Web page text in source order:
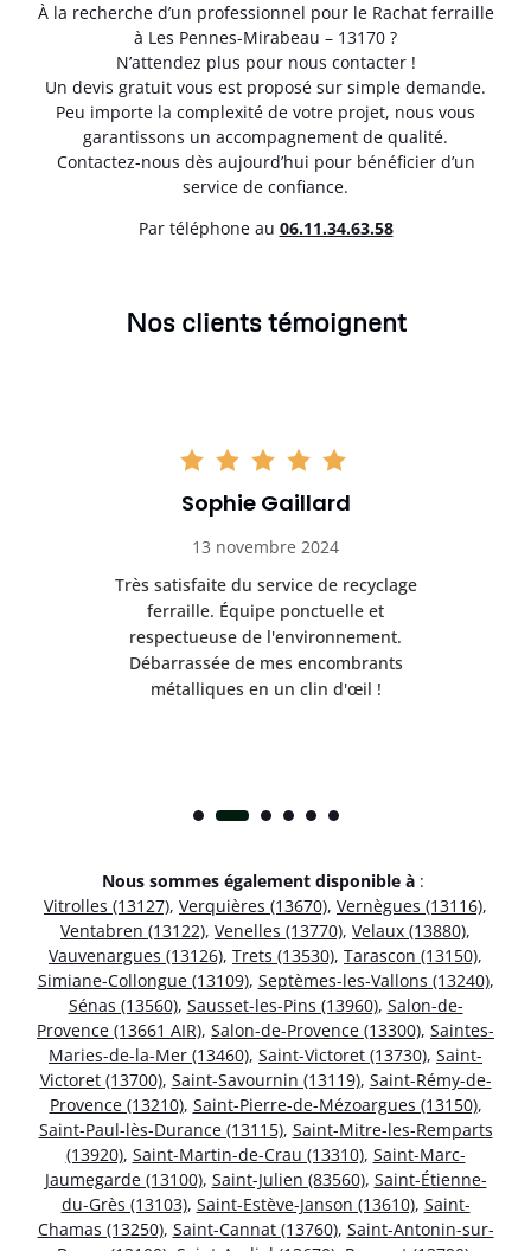
À la recherche d’un professionnel pour le Rachat ferraille
à Les Pennes-Mirabeau – 13170 ?
N’attendez plus pour nous contacter !
Un devis gratuit vous est proposé sur simple demande.
Peu importe la complexité de votre projet, nous vous
garantissons un accompagnement de qualité.
Contactez-nous dès aujourd’hui pour bénéficier d’un
service de confiance.
Par téléphone au 06.11.34.63.58
Nos clients témoignent
Sophie Gaillard
13 novembre 2024
Très satisfaite du service de recyclage
ferraille. Équipe ponctuelle et
respectueuse de l'environnement.
Débarrassée de mes encombrants
métalliques en un clin d'œil !
Nous sommes également disponible à :
Vitrolles (13127), Verquières (13670), Vernègues (13116),
Ventabren (13122), Venelles (13770), Velaux (13880),
Vauvenargues (13126), Trets (13530), Tarascon (13150),
Simiane-Collongue (13109), Septèmes-les-Vallons (13240),
Sénas (13560), Sausset-les-Pins (13960), Salon-de-
Provence (13661 AIR), Salon-de-Provence (13300), Saintes-
Maries-de-la-Mer (13460), Saint-Victoret (13730), Saint-
Victoret (13700), Saint-Savournin (13119), Saint-Rémy-de-
Provence (13210), Saint-Pierre-de-Mézoargues (13150),
Saint-Paul-lès-Durance (13115), Saint-Mitre-les-Remparts
(13920), Saint-Martin-de-Crau (13310), Saint-Marc-
Jaumegarde (13100), Saint-Julien (83560), Saint-Étienne-
du-Grès (13103), Saint-Estève-Janson (13610), Saint-
Chamas (13250), Saint-Cannat (13760), Saint-Antonin-sur-